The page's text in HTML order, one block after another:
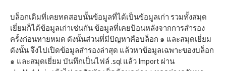
บล็อกเดิมที่เคยทดสอบนั้นข้อมูลที่ได้เป็นข้อมูลเก่า รวมทั้งสมุด
เยี่ยมก็ได้ข้อมูลเก่าเช่นกัน ข้อมูลที่เคยป้อนหลังจากการสำรอง
ครั้งก่อนหายหมด ดังนั้นส่วนที่มีปัญหาคือบล็อก ๑ และสมุดเยี่ยม
ดังนั้น จึงไปเปิดข้อมูลสำรองล่าสุด แล้วหาข้อมูลเฉพาะของบล็อก
๑ และสมุดเยี่ยม บันทึกเป็นไฟล์ .sql แล้ว Import ผ่าน